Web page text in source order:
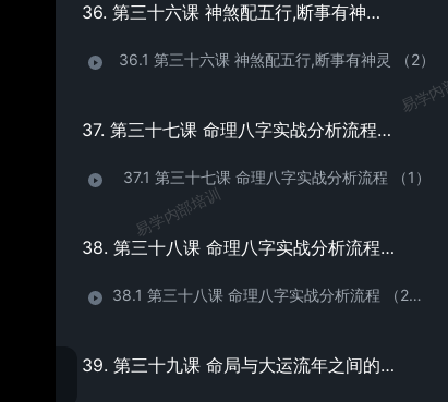
36. 第三十六课 神煞配五行,断事有神灵 （2）
36.1 第三十六课 神煞配五行,断事有神灵 （2）
37. 第三十七课 命理八字实战分析流程 （1）
37.1 第三十七课 命理八字实战分析流程 （1）
38. 第三十八课 命理八字实战分析流程 （2）
38.1 第三十八课 命理八字实战分析流程 （2）经验分享以及四同八字
39. 第三十九课 命局与大运流年之间的关系 （1）
易学内部培训
易学